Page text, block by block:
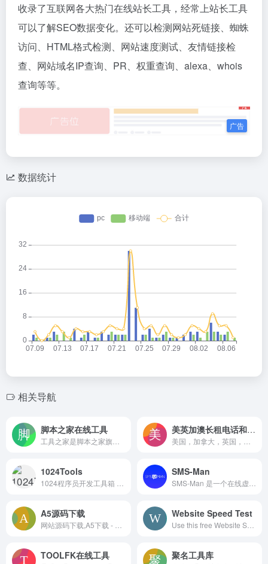
收录了互联网各大热门在线站长工具，经常上站长工具
可以了解SEO数据变化。还可以检测网站死链接、蜘蛛
访问、HTML格式检测、网站速度测试、友情链接检
查、网站域名IP查询、PR、权重查询、alexa、whois
查询等等。
数据统计
相关导航
脚本之家在线工具 美英加澳长租电话和USPS运单
1024Tools SMS-Man
A5源码下载 Website Speed Test
TOOLFK在线工具 聚名工具库